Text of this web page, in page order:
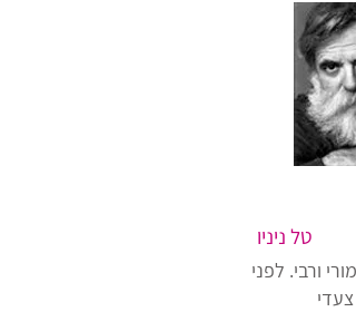
טל ניניו
ורבי. לפני
צעדי